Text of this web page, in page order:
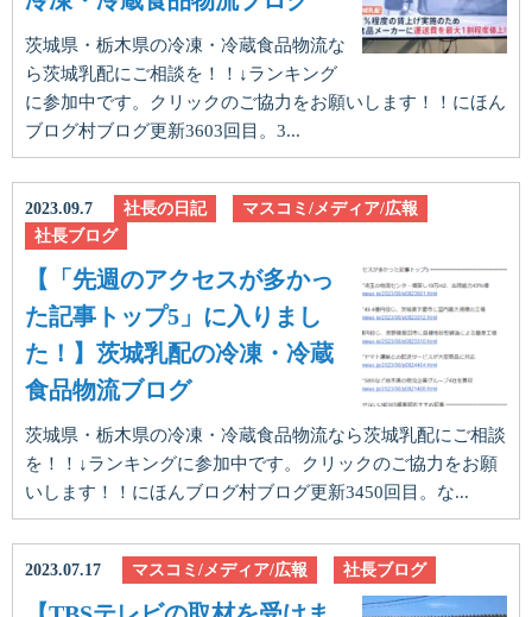
茨城県・栃木県の冷凍・冷蔵食品物流な
ら茨城乳配にご相談を！！↓ランキング
に参加中です。クリックのご協力をお願いします！！にほん
ブログ村ブログ更新3603回目。3...
2023.09.7 社長の日記
マスコミ/メディア/広報
社長ブログ
【「先週のアクセスが多かっ
た記事トップ5」に入りまし
た！】茨城乳配の冷凍・冷蔵
食品物流ブログ
茨城県・栃木県の冷凍・冷蔵食品物流なら茨城乳配にご相談
を！！↓ランキングに参加中です。クリックのご協力をお願
いします！！にほんブログ村ブログ更新3450回目。な...
2023.07.17 マスコミ/メディア/広報 社長ブログ